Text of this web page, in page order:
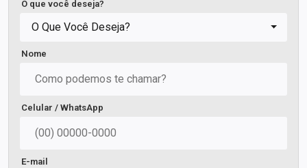
O que você deseja?
O Que Você Deseja?
Nome
Celular / WhatsApp
E-mail